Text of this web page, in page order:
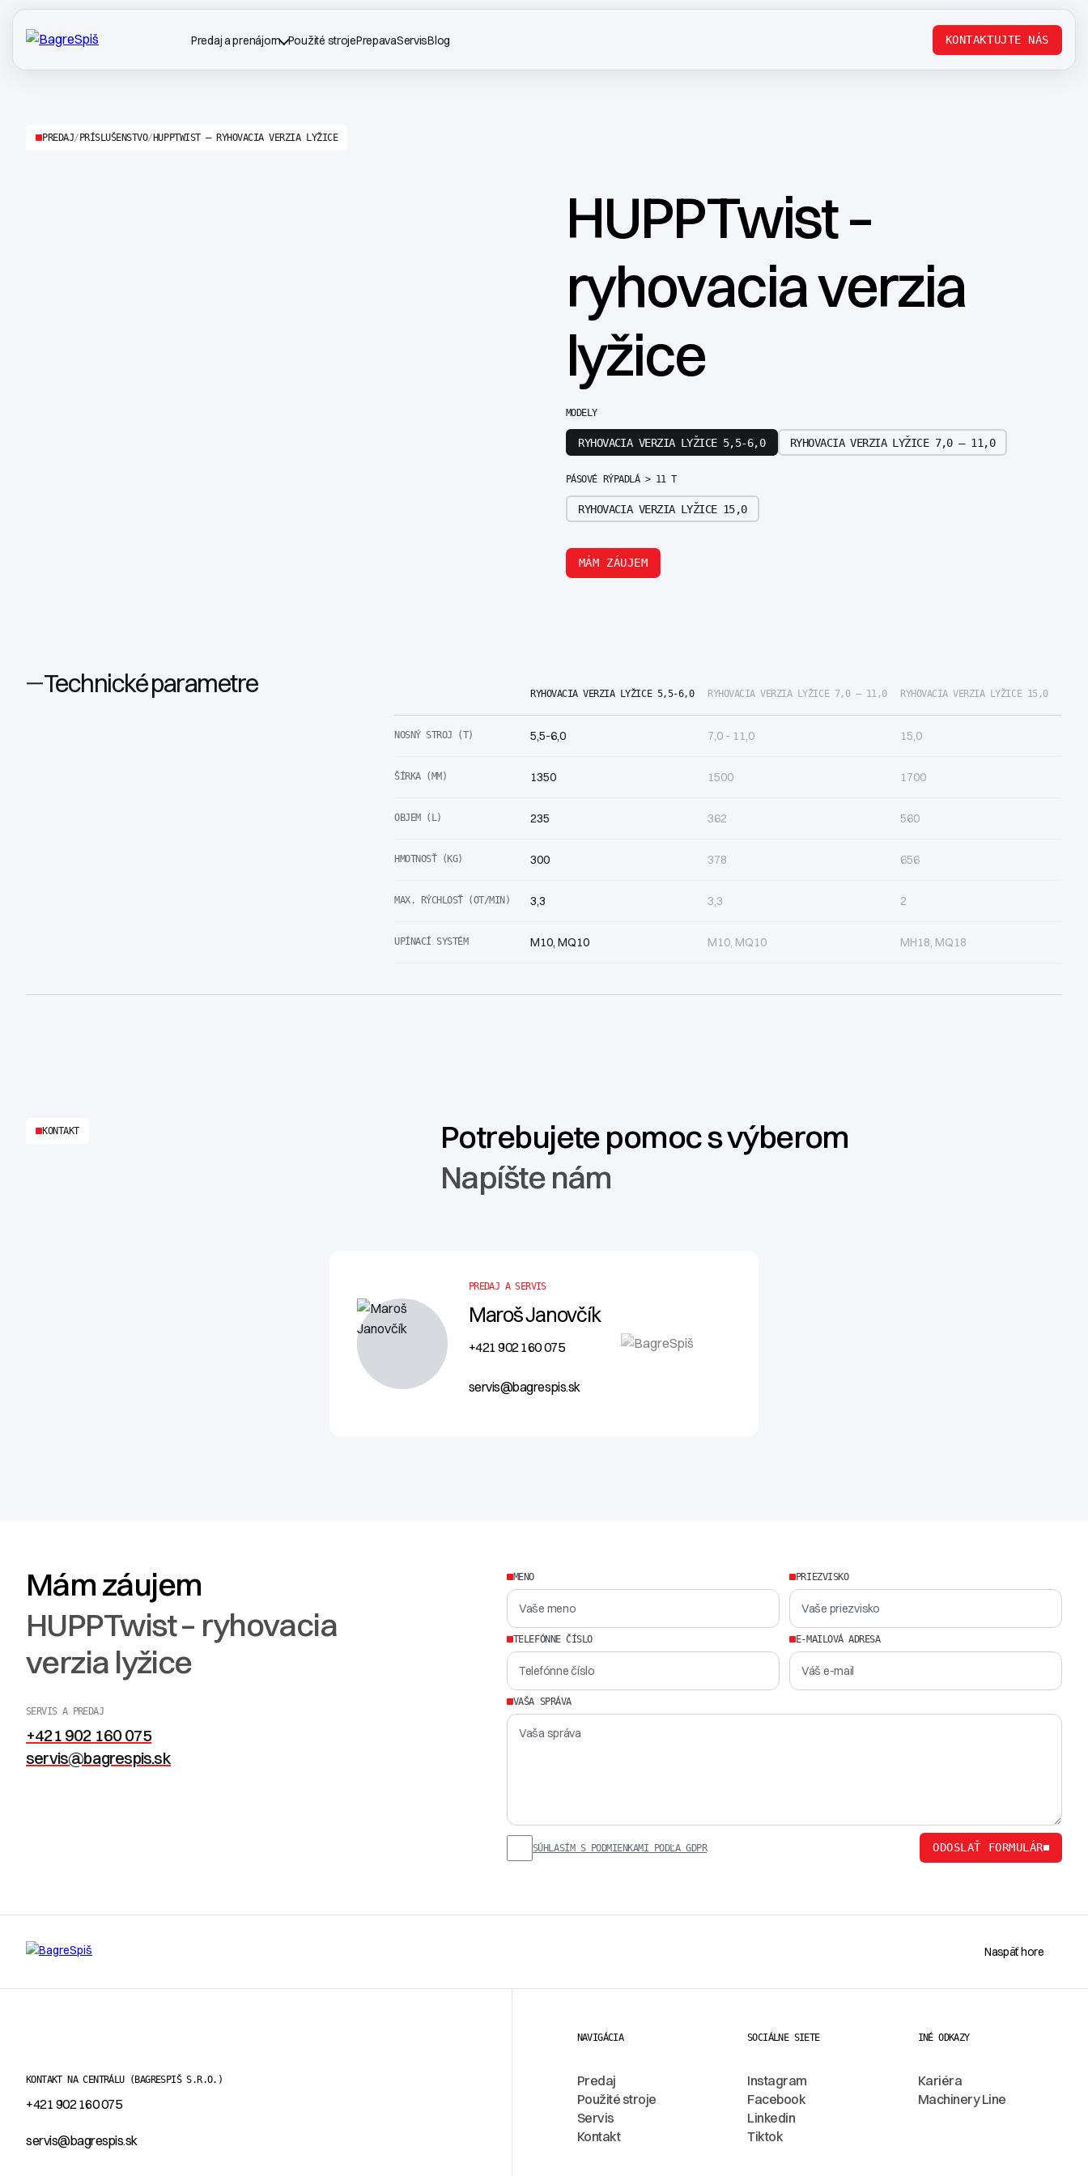
Predaj a prenájom Použité strojePrepavaServisBlog KONTAKTUJTE NÁS
PREDAJ/ PRÍSLUŠENSTVO/ HUPPTWIST – RYHOVACIA VERZIA LYŽICE
HUPPTwist –
ryhovacia verzia
lyžice
MODELY
RYHOVACIA VERZIA LYŽICE 5,5-6,0 RYHOVACIA VERZIA LYŽICE 7,0 – 11,0
PÁSOVÉ RÝPADLÁ > 11 T
RYHOVACIA VERZIA LYŽICE 15,0
MÁM ZÁUJEM
Technické parametre RYHOVACIA VERZIA LYŽICE 5,5-6,0 RYHOVACIA VERZIA LYŽICE 7,0 – 11,0 RYHOVACIA VERZIA LYŽICE 15,0
NOSNÝ STROJ (T) 5,5-6,0 7,0 - 11,0 15,0
ŠÍRKA (MM) 1350 1500 1700
OBJEM (L) 235 362 560
HMOTNOSŤ (KG) 300 378 656
MAX. RÝCHLOSŤ (OT/MIN) 3,3 3,3 2
UPÍNACÍ SYSTÉM M10, MQ10 M10, MQ10 MH18, MQ18
KONTAKT
Potrebujete pomoc s výberom
Napíšte nám
PREDAJ A SERVIS
Maroš Janovčík
+421 902 160 075
servis@bagrespis.sk
Mám záujem
HUPPTwist – ryhovacia
verzia lyžice
SERVIS A PREDAJ
+421 902 160 075
servis@bagrespis.sk
MENO PRIEZVISKO
TELEFÓNNE ČÍSLO E-MAILOVÁ ADRESA
VAŠA SPRÁVA
SÚHLASÍM S PODMIENKAMI PODĽA GDPR ODOSLAŤ FORMULÁR
Naspäť hore
KONTAKT NA CENTRÁLU (BAGRESPIŠ S.R.O.)
+421 902 160 075
servis@bagrespis.sk
NAVIGÁCIA
Predaj
Použité stroje
Servis
Kontakt
SOCIÁLNE SIETE
Instagram
Facebook
Linkedin
Tiktok
INÉ ODKAZY
Kariéra
Machinery Line